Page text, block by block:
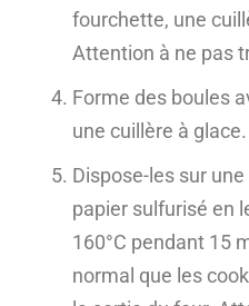
fourchette, une
Attention à ne pas
Forme des boules
une cuillère à glace.
Dispose-les sur
papier sulfurisé en
160°C pendant 15
normal que les